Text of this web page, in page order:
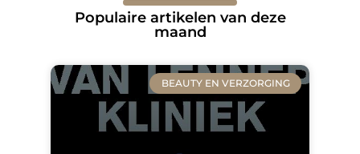
Populaire artikelen van deze
maand
BEAUTY EN VERZORGING